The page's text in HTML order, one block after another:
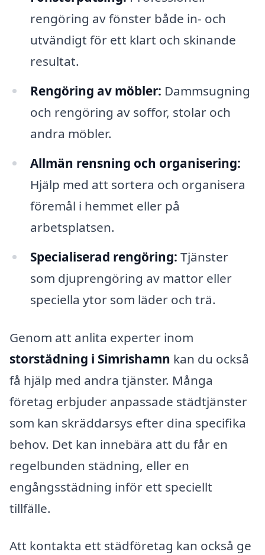
rengöring av fönster både in- och
utvändigt för ett klart och skinande
resultat.
Rengöring av möbler: Dammsugning
och rengöring av soffor, stolar och
andra möbler.
Allmän rensning och organisering:
Hjälp med att sortera och organisera
föremål i hemmet eller på
arbetsplatsen.
Specialiserad rengöring: Tjänster
som djuprengöring av mattor eller
speciella ytor som läder och trä.
Genom att anlita experter inom
storstädning i Simrishamn kan du också
få hjälp med andra tjänster. Många
företag erbjuder anpassade städtjänster
som kan skräddarsys efter dina specifika
behov. Det kan innebära att du får en
regelbunden städning, eller en
engångsstädning inför ett speciellt
tillfälle.
Att kontakta ett städföretag kan också ge